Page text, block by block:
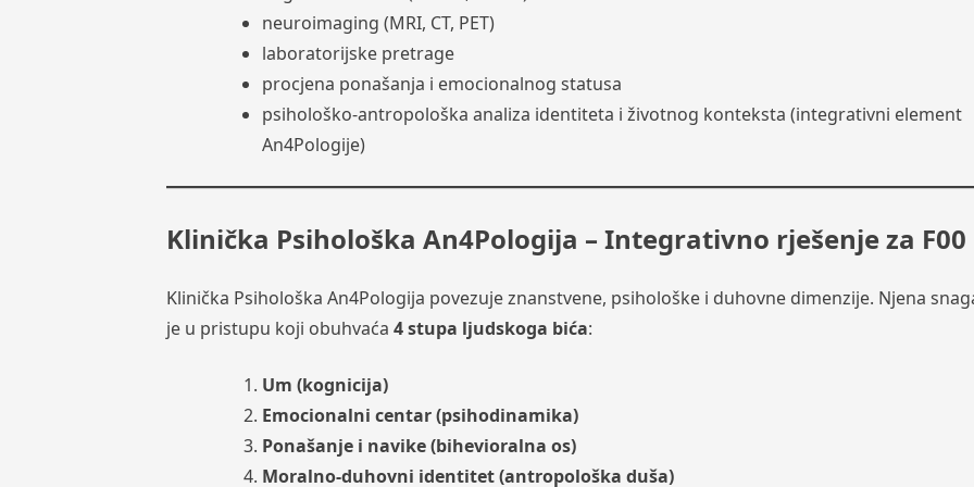
neuroimaging (MRI, CT, PET)
laboratorijske pretrage
procjena ponašanja i emocionalnog statusa
psihološko-antropološka analiza identiteta i životnog konteksta (integrativni element
An4Pologije)
Klinička Psihološka An4Pologija – Integrativno rješenje za F00
Klinička Psihološka An4Pologija povezuje znanstvene, psihološke i duhovne dimenzije. Njena
je u pristupu koji obuhvaća 4 stupa ljudskoga bića:
Um (kognicija)
Emocionalni centar (psihodinamika)
Ponašanje i navike (bihevioralna os)
Moralno-duhovni identitet (antropološka duša)